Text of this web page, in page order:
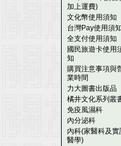
加上運費)
文化幣使用須知
台灣Pay使用須知
全支付使用須知
國民旅遊卡使用
知
購買注意事項與
業時間
力大圖書出版品
橘井文化系列叢
免疫風濕科
內分泌科
內科(家醫科及實
醫學)